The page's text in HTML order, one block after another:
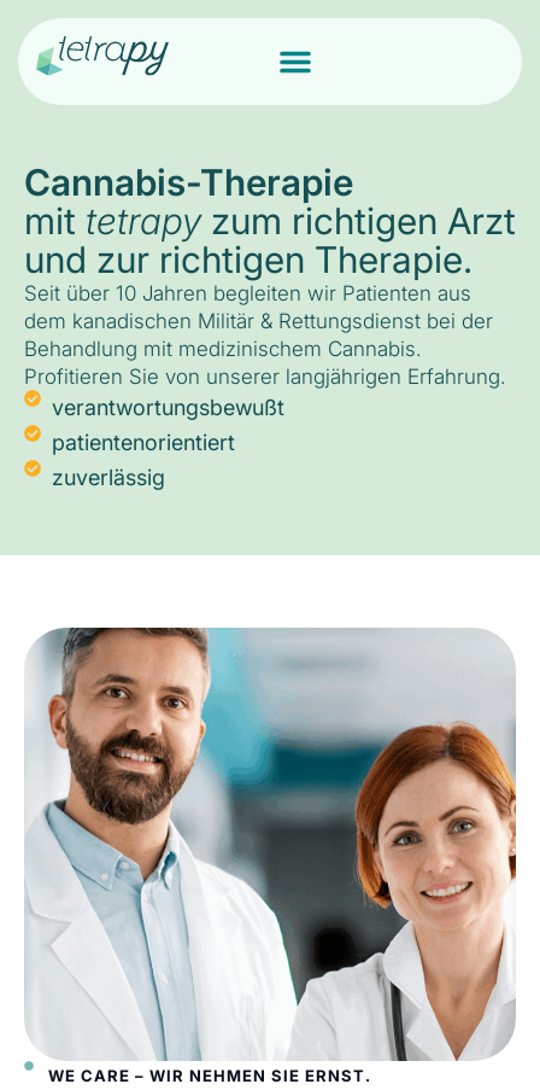
Cannabis-Therapie
mit tetrapyzum richtigen Arzt
und zur richtigen Therapie.
Seit über 10 Jahren begleiten wir Patienten aus
dem kanadischen Militär & Rettungsdienst bei der
Behandlung mit medizinischem Cannabis.
Profitieren Sie von unserer langjährigen Erfahrung.
verantwortungsbewußt
patientenorientiert
zuverlässig
WE CARE – WIR NEHMEN SIE ERNST.